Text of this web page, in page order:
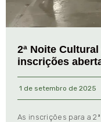
2ª Noite
inscrições
1 de setembro de 2025
As inscrições para a